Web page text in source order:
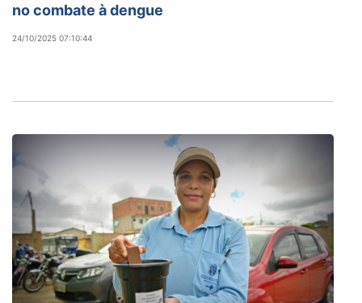
no combate à dengue
24/10/2025 07:10:44